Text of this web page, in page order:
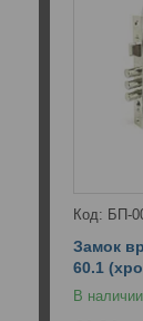
БП-
Замок
60.1
В наличии